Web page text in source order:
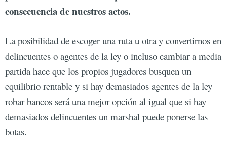
consecuencia de nuestros actos.
La posibilidad de escoger una ruta u otra y convertirnos en
delincuentes o agentes de la ley o incluso cambiar a media
partida hace que los propios jugadores busquen un
equilibrio rentable y si hay demasiados agentes de la ley
robar bancos será una mejor opción al igual que si hay
demasiados delincuentes un marshal puede ponerse las
botas.